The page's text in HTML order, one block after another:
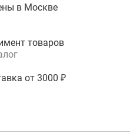
в Москве
товаров
от 3000 ₽